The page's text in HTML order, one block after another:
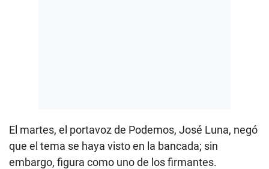
El martes, el portavoz de Podemos, José Luna, negó
que el tema se haya visto en la bancada; sin
embargo, figura como uno de los firmantes.